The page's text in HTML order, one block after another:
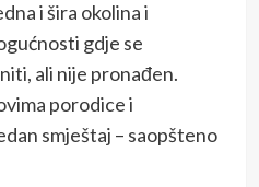
i šira okolina i
gdje se
ali nije pronađen.
porodice i
smještaj – saopšteno